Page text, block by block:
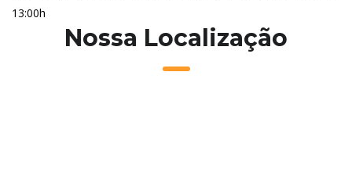
13:00h
Nossa Localização